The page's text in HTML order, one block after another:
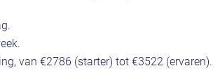
van €2786 (starter) tot €3522 (ervaren).